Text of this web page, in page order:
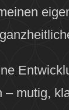
mutig,